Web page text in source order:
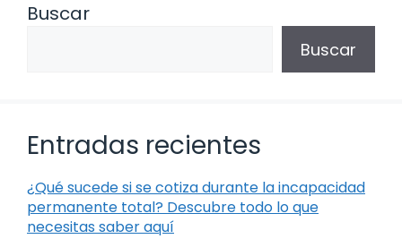
Buscar
Buscar
Entradas recientes
¿Qué sucede si se cotiza durante la incapacidad
permanente total? Descubre todo lo que
necesitas saber aquí